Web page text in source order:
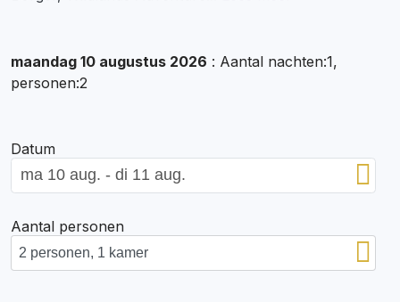
maandag 10 augustus 2026 : Aantal nachten:1,
personen:2
Datum
Aantal personen